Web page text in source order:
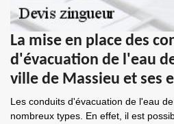
La mise en place des
d'évacuation de l'eau
ville de Massieu et ses
Les conduits d'évacuation de l'eau
nombreux types. En effet, il est